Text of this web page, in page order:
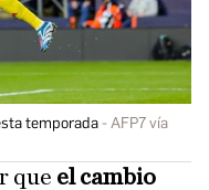
temporada
AFP7 vía
que el cambio